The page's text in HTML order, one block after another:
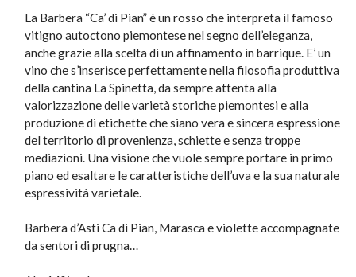
La Barbera “Ca’ di Pian” è un rosso che interpreta il famoso
vitigno autoctono piemontese nel segno dell’eleganza,
anche grazie alla scelta di un affinamento in barrique. E’ un
vino che s’inserisce perfettamente nella filosofia produttiva
della cantina La Spinetta, da sempre attenta alla
valorizzazione delle varietà storiche piemontesi e alla
produzione di etichette che siano vera e sincera espressione
del territorio di provenienza, schiette e senza troppe
mediazioni. Una visione che vuole sempre portare in primo
piano ed esaltare le caratteristiche dell’uva e la sua naturale
espressività varietale.
Barbera d’Asti Ca di Pian, Marasca e violette accompagnate
da sentori di prugna…